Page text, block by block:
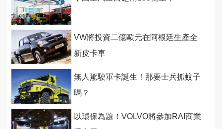
VW將投資二億歐元在阿根廷生產全
新皮卡車
無人駕駛軍卡誕生！那要士兵抓蚊子
嗎？
以環保為題！VOLVO將參加RAI商業